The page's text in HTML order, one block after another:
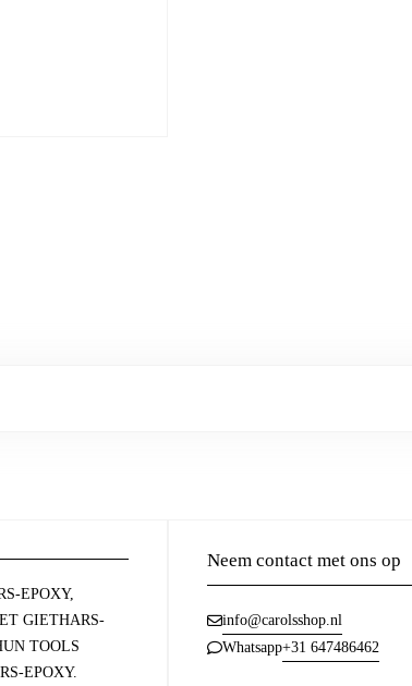
EPOXY,
GIETHARS-
TOOLS
EPOXY.
Neem contact met ons op
info@carolsshop.nl
Whatsapp+31 647486462